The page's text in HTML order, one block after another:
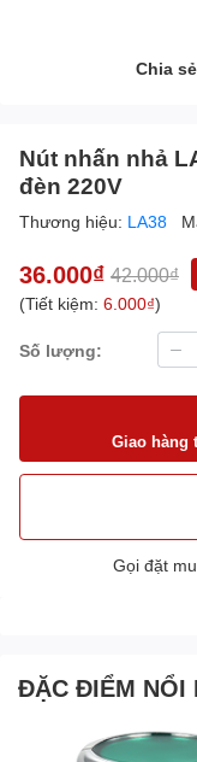
Chia sẻ
Nút nhấn nhả
đèn 220V
Thương hiệu: LA38
36.000₫ 42.000₫
(Tiết kiệm: 6.000₫)
Số lượng:
Giao hàng
Gọi đặt
ĐẶC ĐIỂM NỔI